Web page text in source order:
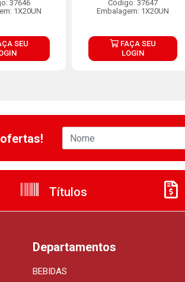
37646
1X20UN
SEU
Código: 37647
Embalagem: 1X20UN
FAÇA SEU
LOGIN
Títulos
Departamentos
BEBIDAS